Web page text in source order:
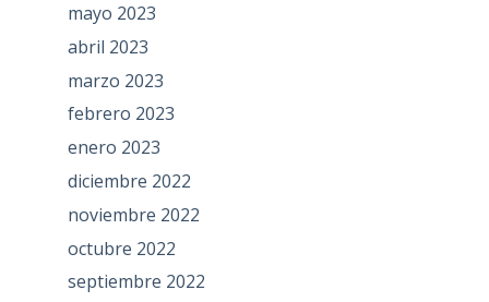
mayo 2023
abril 2023
marzo 2023
febrero 2023
enero 2023
diciembre 2022
noviembre 2022
octubre 2022
septiembre 2022